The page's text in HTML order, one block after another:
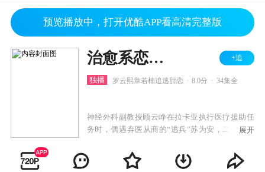
预览播放中，打开优酷APP看高清完整版
治愈系恋人 TV版 +追
独播 罗云熙章若楠追逃甜恋 8.0分 34集全
神经外科副教授顾云峥在拉卡亚执行医疗援助任
务时，偶遇弃医从商的“逃兵”苏为安，二人从欢
为源于她携带亨廷顿舞蹈症致病基因。爱人让他
对全国三万名亨廷顿患者及家属无药可治的悲伤
展开